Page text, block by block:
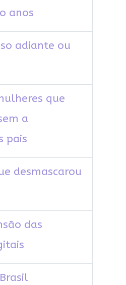
anos
adiante ou
que
a
pais
desmascarou
das